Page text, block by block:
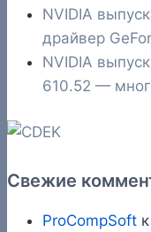
NVIDIA
драйвер
NVIDIA
610.52 —
Свежие
ProCompSoft